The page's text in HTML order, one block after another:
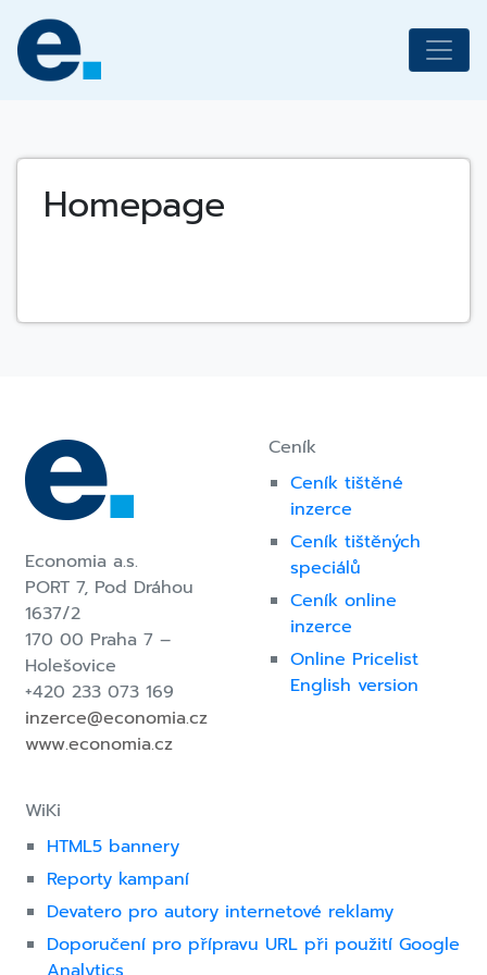
content
Homepage
Economia a.s.
PORT 7, Pod Dráhou
1637/2
170 00 Praha 7 –
Holešovice
+420 233 073 169
inzerce@economia.cz
www.economia.cz
Ceník
Ceník tištěné
inzerce
Ceník tištěných
speciálů
Ceník online
inzerce
Online Pricelist
English version
WiKi
HTML5 bannery
Reporty kampaní
Devatero pro autory internetové reklamy
Doporučení pro přípravu URL při použití Google